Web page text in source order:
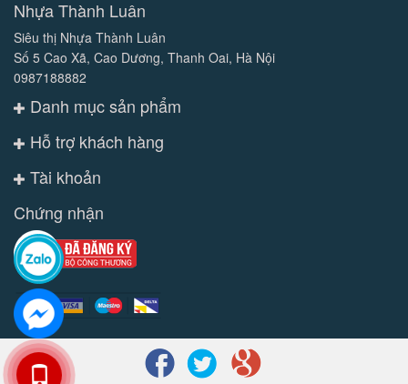
Nhựa Thành Luân
Siêu thị Nhựa Thành Luân
Số 5 Cao Xã, Cao Dương, Thanh Oai, Hà Nội
0987188882
Danh mục sản phẩm
Hỗ trợ khách hàng
Tài khoản
Chứng nhận